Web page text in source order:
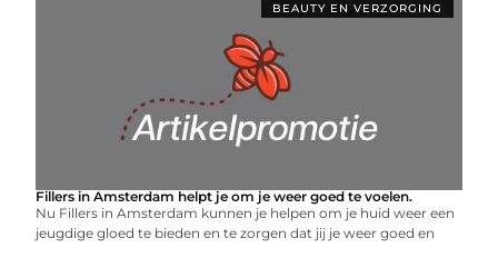
BEAUTY EN VERZORGING
Fillers in Amsterdam helpt je om je weer goed te voelen.
Nu Fillers in Amsterdam kunnen je helpen om je huid weer een
jeugdige gloed te bieden en te zorgen dat jij je weer goed en